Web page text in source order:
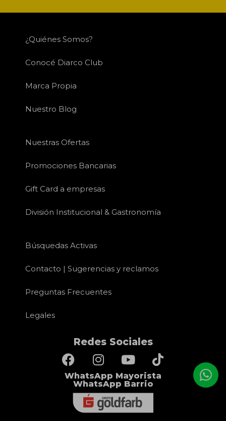
¿Quiénes Somos?
Conocé Diarco Club
Marca Propia
Nuestro Blog
Nuestras Ofertas
Promociones Bancarias
Gift Card a empresas
División Institucional & Gastronomía
Búsquedas Activas
Contacto | Sugerencias y reclamos
Preguntas Frecuentes
Legales
Redes Sociales
WhatsApp Mayorista
WhatsApp Barrio